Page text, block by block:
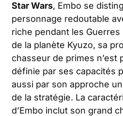
Star Wars, Embo se
personnage redoutable
riche pendant les Guerres
de la planète Kyuzo, sa
chasseur de primes n’est
définie par ses capacités
aussi par son approche
de la stratégie. La
d’Embo inclut son grand